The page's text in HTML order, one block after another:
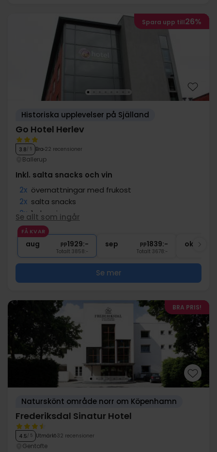
Spara upp till26%
Historiska upplevelser på Själland
Go Hotel Herlev
3.8/ 5 Bra 22 recensioner
Ballerup
Inkl. salta snacks och vin
2x övernattningar med frukost
2x salta snacks
2x 1 glas vin
2x kaffe att ta med
∞ Gratis parkering
Se allt som ingår
FÅ KVAR
aug pp1929:-
Totalt 3858:-
sep pp1839:-
Totalt 3678:-
okt
Se mer
BRA PRIS!
Naturskönt område norr om Köpenhamn
Frederiksdal Sinatur Hotel
4.5/ 5 Utmärkt 32 recensioner
Gentofte